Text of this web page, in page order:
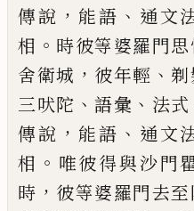
傳說 ， 能語 、 通文
相 。 時彼等婆羅門思
舍衛城 ， 彼年輕 、 剃
三吠陀 、語彙 、 法式
傳說 ， 能語 、 通文
相 。 唯彼得與沙門
時 ， 彼等婆羅門去